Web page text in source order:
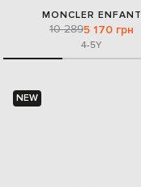
MONCLER ENFANT
10 2895 170 грн
4-5Y
NEW